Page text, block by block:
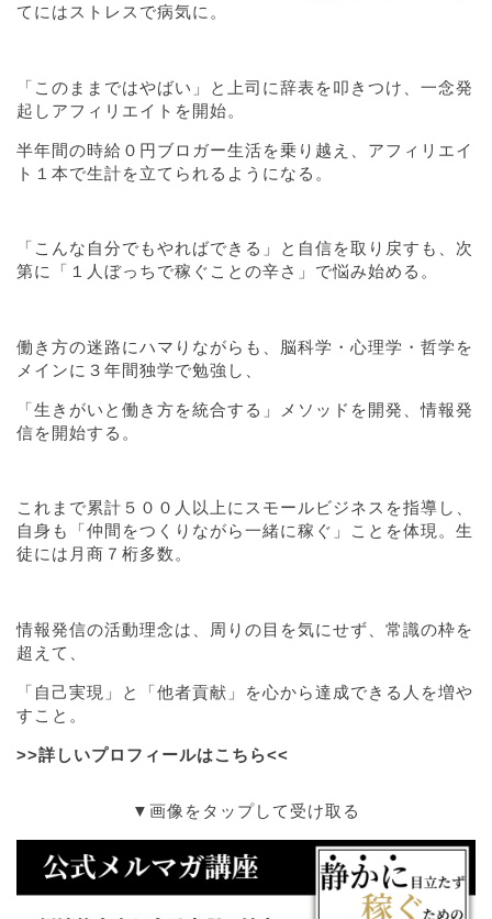
てにはストレスで病気に。
「このままではやばい」と上司に辞表を叩きつけ、一念発
起しアフィリエイトを開始。
半年間の時給０円ブロガー生活を乗り越え、アフィリエイ
ト１本で生計を立てられるようになる。
「こんな自分でもやればできる」と自信を取り戻すも、次
第に「１人ぼっちで稼ぐことの辛さ」で悩み始める。
働き方の迷路にハマりながらも、脳科学・心理学・哲学を
メインに３年間独学で勉強し、
「生きがいと働き方を統合する」メソッドを開発、情報発
信を開始する。
これまで累計５００人以上にスモールビジネスを指導し、
自身も「仲間をつくりながら一緒に稼ぐ」ことを体現。生
徒には月商７桁多数。
情報発信の活動理念は、周りの目を気にせず、常識の枠を
超えて、
「自己実現」と「他者貢献」を心から達成できる人を増や
すこと。
>>詳しいプロフィールはこちら<<
▼画像をタップして受け取る